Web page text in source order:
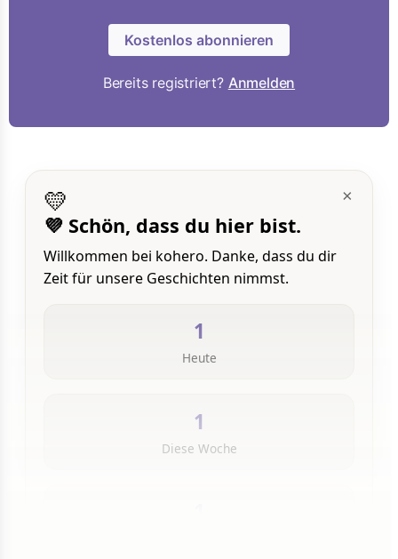
Kostenlos abonnieren
Bereits registriert? Anmelden
×
💛
💜 Schön, dass du hier bist.
Willkommen bei kohero. Danke, dass du dir
Zeit für unsere Geschichten nimmst.
1
Heute
1
Diese Woche